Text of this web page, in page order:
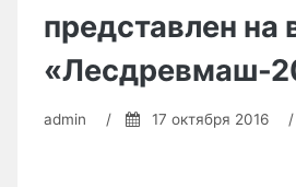
представлен на
«Лесдревмаш-
admin / 17 октября 2016 /